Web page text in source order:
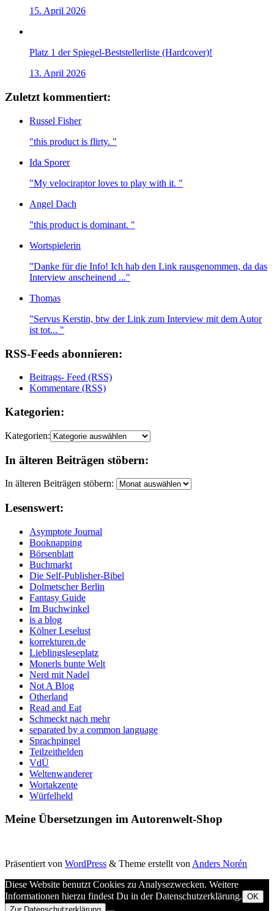
15. April 2026
Platz 1 der Spiegel-Beststellerliste (Hardcover)!
13. April 2026
Zuletzt kommentiert:
Russel Fisher
"this product is flirty. "
Ida Sporer
"My velociraptor loves to play with it. "
Angel Dach
"this product is dominant. "
Wortspielerin
"Danke für die Info! Ich hab den Link rausgenommen, da das
Interview anscheinend ..."
Thomas
"Servus Kerstin, btw der Link zum Interview mit dem Autor
ist tot... "
RSS-Feeds abonnieren:
Beitrags- Feed (RSS)
Kommentare (RSS)
Kategorien:
Kategorien:
In älteren Beiträgen stöbern:
In älteren Beiträgen stöbern:
Lesenswert:
Asymptote Journal
Booknapping
Börsenblatt
Buchmarkt
Die Self-Publisher-Bibel
Dolmetscher Berlin
Fantasy Guide
Im Buchwinkel
is a blog
Kölner Leselust
korrekturen.de
Lieblingsleseplatz
Monerls bunte Welt
Nerd mit Nadel
Not A Blog
Otherland
Read and Eat
Schmeckt nach mehr
separated by a common language
Sprachpingel
Teilzeithelden
VdÜ
Weltenwanderer
Wortakzente
Würfelheld
Meine Übersetzungen im Autorenwelt-Shop
Präsentiert von WordPress & Theme erstellt von Anders Norén
Diese Website benutzt Cookies zu Analysezwecken. Weitere
Informationen hierzu findest Du in der Datenschutzerklärung. OK